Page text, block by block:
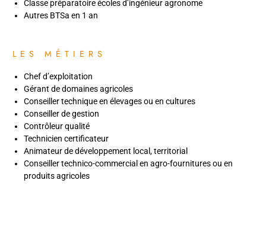
Classe préparatoire écoles d’ingénieur agronome
Autres BTSa en 1 an
LES MÉTIERS
Chef d’exploitation
Gérant de domaines agricoles
Conseiller technique en élevages ou en cultures
Conseiller de gestion
Contrôleur qualité
Technicien certificateur
Animateur de développement local, territorial
Conseiller technico-commercial en agro-fournitures ou en
produits agricoles